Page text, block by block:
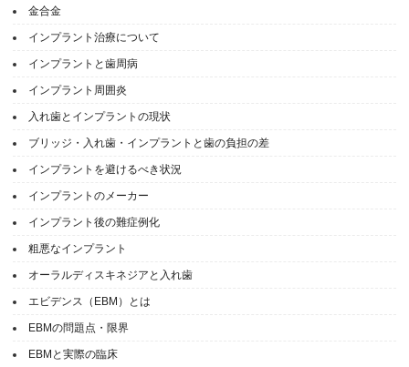
金合金
インプラント治療について
インプラントと歯周病
インプラント周囲炎
入れ歯とインプラントの現状
ブリッジ・入れ歯・インプラントと歯の負担の差
インプラントを避けるべき状況
インプラントのメーカー
インプラント後の難症例化
粗悪なインプラント
オーラルディスキネジアと入れ歯
エビデンス（EBM）とは
EBMの問題点・限界
EBMと実際の臨床